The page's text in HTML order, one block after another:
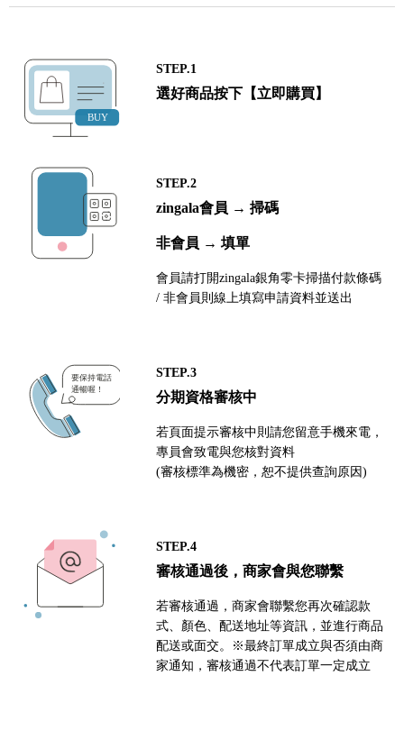
STEP.1
選好商品按下【立即購買】
STEP.2
zingala會員 → 掃碼
非會員 → 填單
會員請打開zingala銀角零卡掃描付款條碼
/ 非會員則線上填寫申請資料並送出
STEP.3
分期資格審核中
若頁面提示審核中則請您留意手機來電，
專員會致電與您核對資料
(審核標準為機密，恕不提供查詢原因)
STEP.4
審核通過後，商家會與您聯繫
若審核通過，商家會聯繫您再次確認款
式、顏色、配送地址等資訊，並進行商品
配送或面交。※最終訂單成立與否須由商
家通知，審核通過不代表訂單一定成立